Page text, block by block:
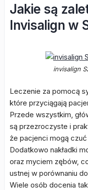
Jakie są
Invisalign w
invisalign
Leczenie za pomocą
które przyciągają
Przede wszystkim,
są przezroczyste i
że pacjenci mogą
Dodatkowo nakładki
oraz myciem zębów,
ustnej w porównaniu
Wiele osób docenia